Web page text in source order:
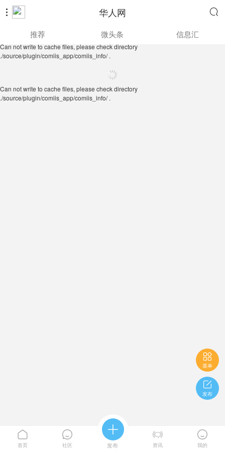
 华人网 
./source/plugin/comiis_app/comiis_info/ .
推荐 微头条 信息汇
Can not write to cache files, please check directory
./source/plugin/comiis_app/comiis_info/ .

菜单

发布

首页

社区

发布

资讯

我的
Can not write to cache files, please check directory
./source/plugin/comiis_app/comiis_info/ .